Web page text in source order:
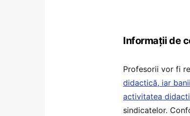
Informații de
Profesorii vor fi
didactică, iar
activitatea
sindicatelor.